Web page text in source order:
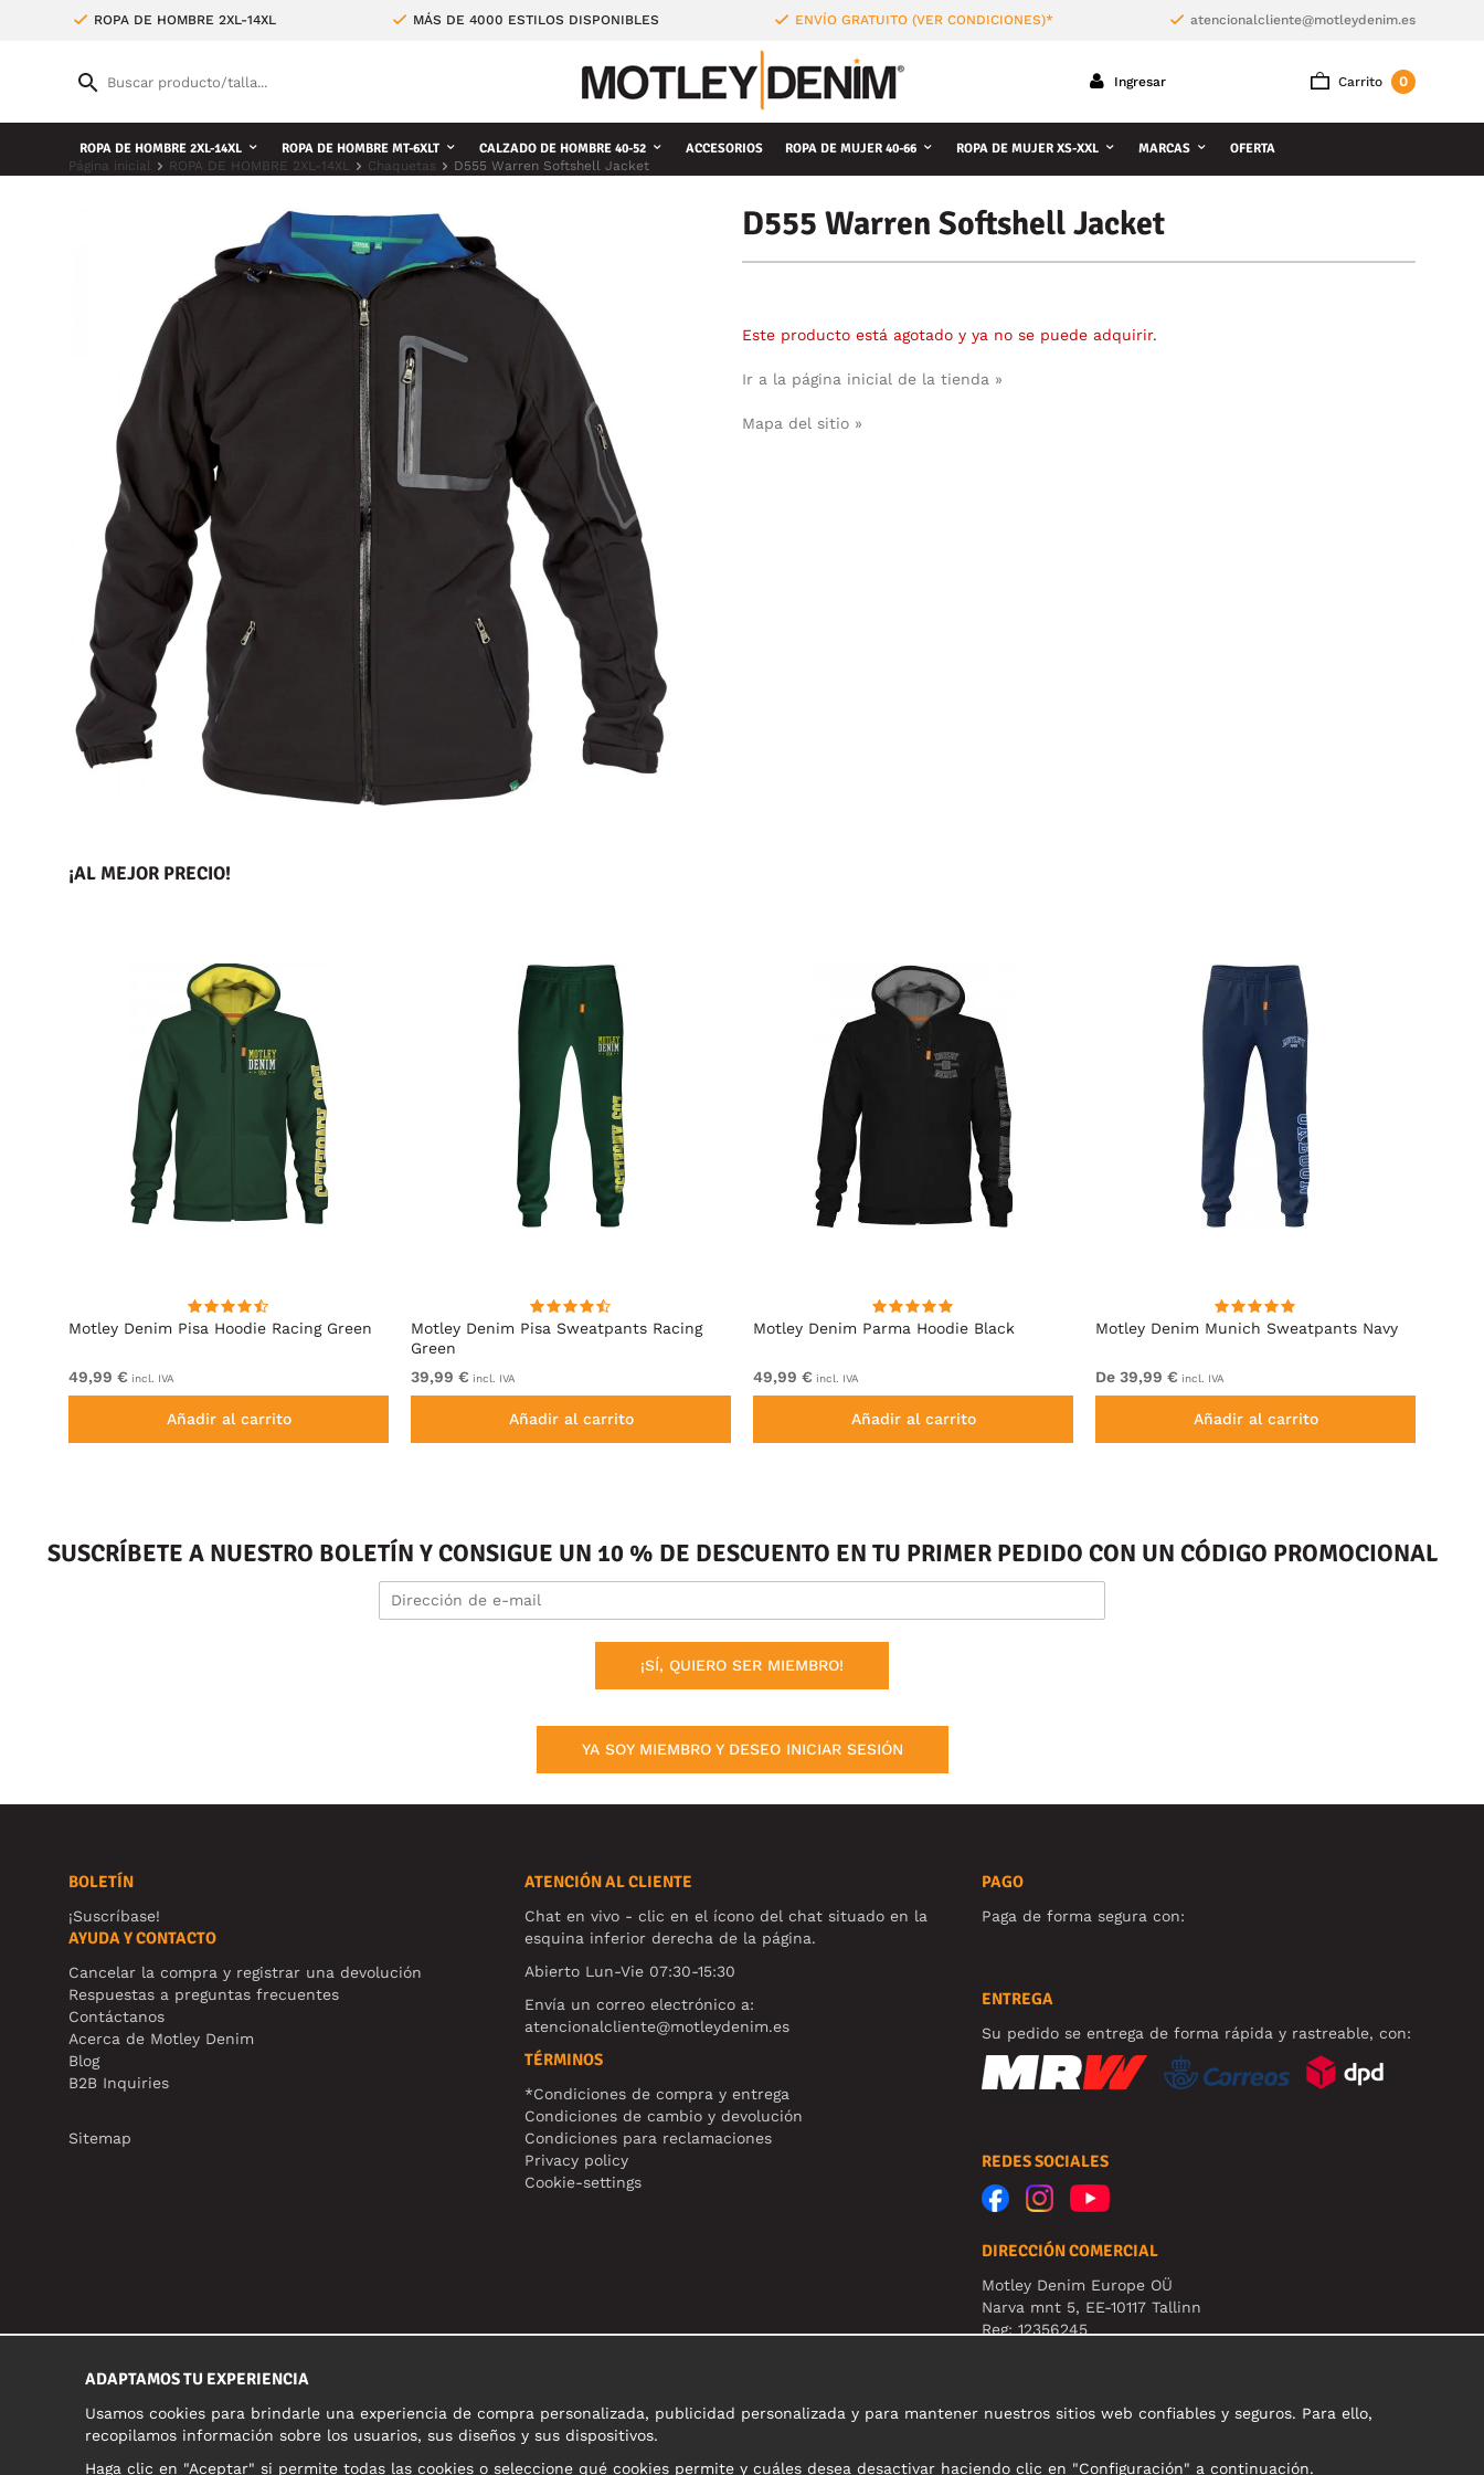
ROPA DE HOMBRE 2XL-14XL MÁS DE 4000 ESTILOS DISPONIBLES ENVÍO GRATUITO (VER CONDICIONES)* atencionalcliente@motleydenim.es
Carrito 0
Ingresar
ROPA DE HOMBRE 2XL-14XL ROPA DE HOMBRE MT-6XLT CALZADO DE HOMBRE 40-52 ACCESORIOS ROPA DE MUJER 40-66 ROPA DE MUJER XS-XXL MARCAS OFERTA
Página inicial ROPA DE HOMBRE 2XL-14XL Chaquetas D555 Warren Softshell Jacket
D555 Warren Softshell Jacket
Este producto está agotado y ya no se puede adquirir.
Ir a la página inicial de la tienda »
Mapa del sitio »
¡AL MEJOR PRECIO!
Motley Denim Pisa Hoodie Racing Green
49,99 € incl. IVA
Añadir al carrito
Motley Denim Pisa Sweatpants Racing
Green
39,99 € incl. IVA
Añadir al carrito
Motley Denim Parma Hoodie Black
49,99 € incl. IVA
Añadir al carrito
Motley Denim Munich Sweatpants Navy
De 39,99 € incl. IVA
Añadir al carrito
SUSCRÍBETE A NUESTRO BOLETÍN Y CONSIGUE UN 10 % DE DESCUENTO EN TU PRIMER PEDIDO CON UN CÓDIGO PROMOCIONAL
¡SÍ, QUIERO SER MIEMBRO!
YA SOY MIEMBRO Y DESEO INICIAR SESIÓN
BOLETÍN
¡Suscríbase!
AYUDA Y CONTACTO
Cancelar la compra y registrar una devolución
Respuestas a preguntas frecuentes
Contáctanos
Acerca de Motley Denim
Blog
B2B Inquiries
Sitemap
ATENCIÓN AL CLIENTE
Chat en vivo - clic en el ícono del chat situado en la
esquina inferior derecha de la página.
Abierto Lun-Vie 07:30-15:30
Envía un correo electrónico a:
atencionalcliente@motleydenim.es
TÉRMINOS
*Condiciones de compra y entrega
Condiciones de cambio y devolución
Condiciones para reclamaciones
Privacy policy
Cookie-settings
PAGO
Paga de forma segura con:
ENTREGA
Su pedido se entrega de forma rápida y rastreable, con:
REDES SOCIALES
DIRECCIÓN COMERCIAL
Motley Denim Europe OÜ
Narva mnt 5, EE-10117 Tallinn
Reg: 12356245
ADAPTAMOS TU EXPERIENCIA
Usamos cookies para brindarle una experiencia de compra personalizada, publicidad personalizada y para mantener nuestros sitios web confiables y seguros. Para ello,
recopilamos información sobre los usuarios, sus diseños y sus dispositivos.
Haga clic en "Aceptar" si permite todas las cookies o seleccione qué cookies permite y cuáles desea desactivar haciendo clic en "Configuración" a continuación.